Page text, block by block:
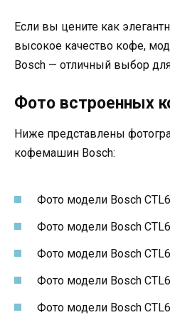
Если вы цените как
высокое качество кофе,
Bosch — отличный выбор
Фото встроенных
Ниже представлены
кофемашин Bosch:
Фото модели Bosch
Фото модели Bosch
Фото модели Bosch
Фото модели Bosch
Фото модели Bosch